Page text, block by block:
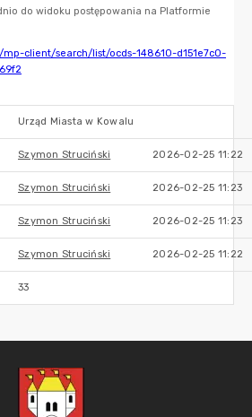
Urząd Miasta w Kowalu
Szymon Struciński 2026-02-25 11:22
Szymon Struciński 2026-02-25 11:23
Szymon Struciński 2026-02-25 11:23
Szymon Struciński 2026-02-25 11:22
33